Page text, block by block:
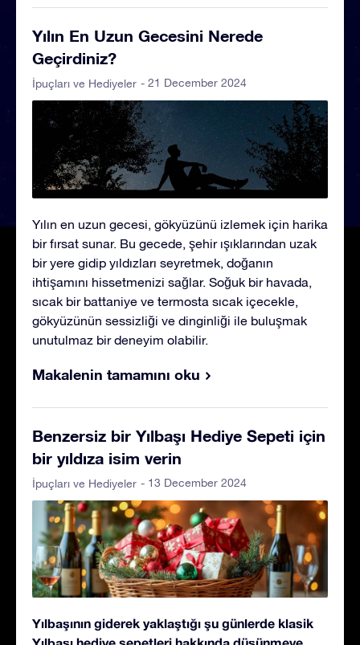
Yılın En Uzun Gecesini Nerede
Geçirdiniz?
İpuçları ve Hediyeler - 21 December 2024
Yılın en uzun gecesi, gökyüzünü izlemek için harika
bir fırsat sunar. Bu gecede, şehir ışıklarından uzak
bir yere gidip yıldızları seyretmek, doğanın
ihtişamını hissetmenizi sağlar. Soğuk bir havada,
sıcak bir battaniye ve termosta sıcak içecekle,
gökyüzünün sessizliği ve dinginliği ile buluşmak
unutulmaz bir deneyim olabilir.
Makalenin tamamını oku
Benzersiz bir Yılbaşı Hediye Sepeti için
bir yıldıza isim verin
İpuçları ve Hediyeler - 13 December 2024
Yılbaşının giderek yaklaştığı şu günlerde klasik